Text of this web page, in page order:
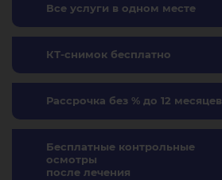
Все услуги в одном месте
КТ-снимок бесплатно
Рассрочка без % до 12 месяцев
Бесплатные контрольные
осмотры
после лечения